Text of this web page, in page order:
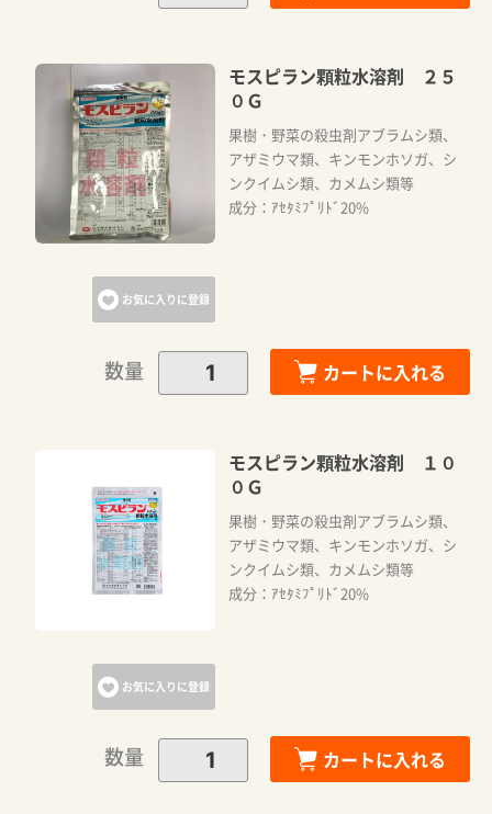
お気に入りに登録
モスピラン顆粒水溶剤 ２５
０Ｇ
果樹・野菜の殺虫剤アブラムシ類、
アザミウマ類、キンモンホソガ、シ
ンクイムシ類、カメムシ類等
成分：ｱｾﾀﾐﾌﾟﾘﾄﾞ20%
数量 カートに入れる
お気に入りに登録
モスピラン顆粒水溶剤 １０
０Ｇ
果樹・野菜の殺虫剤アブラムシ類、
アザミウマ類、キンモンホソガ、シ
ンクイムシ類、カメムシ類等
成分：ｱｾﾀﾐﾌﾟﾘﾄﾞ20%
数量 カートに入れる